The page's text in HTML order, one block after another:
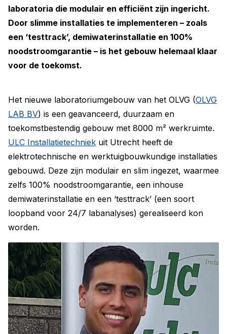
laboratoria die modulair en efficiënt zijn ingericht.
Door slimme installaties te implementeren – zoals
een ‘testtrack’, demiwaterinstallatie en 100%
noodstroomgarantie – is het gebouw helemaal klaar
voor de toekomst.
Het nieuwe laboratoriumgebouw van het OLVG (OLVG
LAB BV) is een geavanceerd, duurzaam en
toekomstbestendig gebouw met 8000 m² werkruimte.
ULC Installatietechniek uit Utrecht heeft de
elektrotechnische en werktuigbouwkundige installaties
gebouwd. Deze zijn modulair en slim ingezet, waarmee
zelfs 100% noodstroomgarantie, een inhouse
demiwaterinstallatie en een ‘testtrack’ (een soort
loopband voor 24/7 labanalyses) gerealiseerd kon
worden.